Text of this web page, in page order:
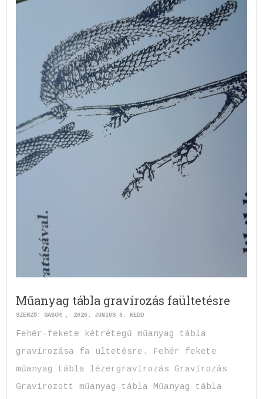
Műanyag tábla gravírozás faültetésre
SZERZŐ:GABOR 2026. JÚNIUS 9. KEDD
Fehér-fekete kétrétegű műanyag tábla
gravírozása fa ültetésre. Fehér fekete
műanyag tábla lézergravírozás Gravírozás
Gravírozott műanyag tábla Műanyag tábla